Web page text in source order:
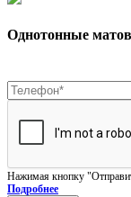
Однотонные
Нажимая кнопку
Подробнее